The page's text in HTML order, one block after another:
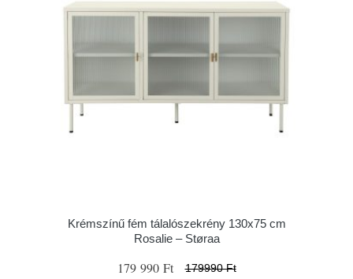
Krémszínű fém tálalószekrény 130x75 cm
Rosalie – Støraa
179 990 Ft 179990 Ft